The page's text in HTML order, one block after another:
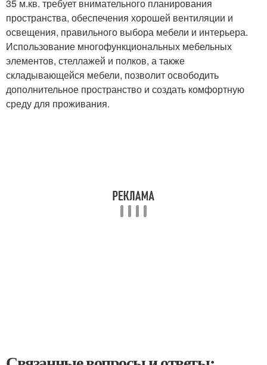
35 м.кв. требует внимательного планирования
пространства, обеспечения хорошей вентиляции и
освещения, правильного выбора мебели и интерьера.
Использование многофункциональных мебельных
элементов, стеллажей и полков, а также
складывающейся мебели, позволит освободить
дополнительное пространство и создать комфортную
среду для проживания.